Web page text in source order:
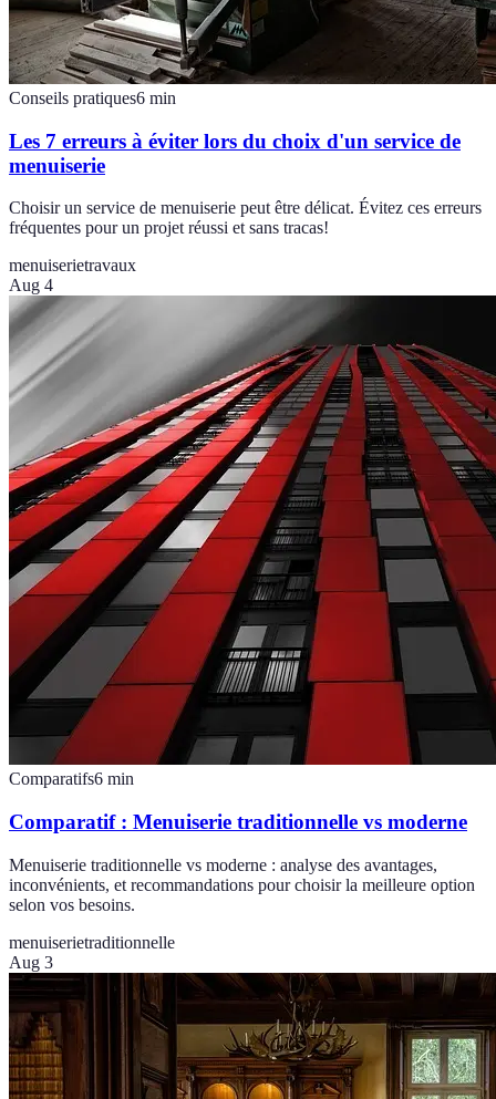
Conseils pratiques6 min
Les 7 erreurs à éviter lors du choix d'un service de
menuiserie
Choisir un service de menuiserie peut être délicat. Évitez ces erreurs
fréquentes pour un projet réussi et sans tracas!
menuiserietravaux
Aug 4
Comparatifs6 min
Comparatif : Menuiserie traditionnelle vs moderne
Menuiserie traditionnelle vs moderne : analyse des avantages,
inconvénients, et recommandations pour choisir la meilleure option
selon vos besoins.
menuiserietraditionnelle
Aug 3